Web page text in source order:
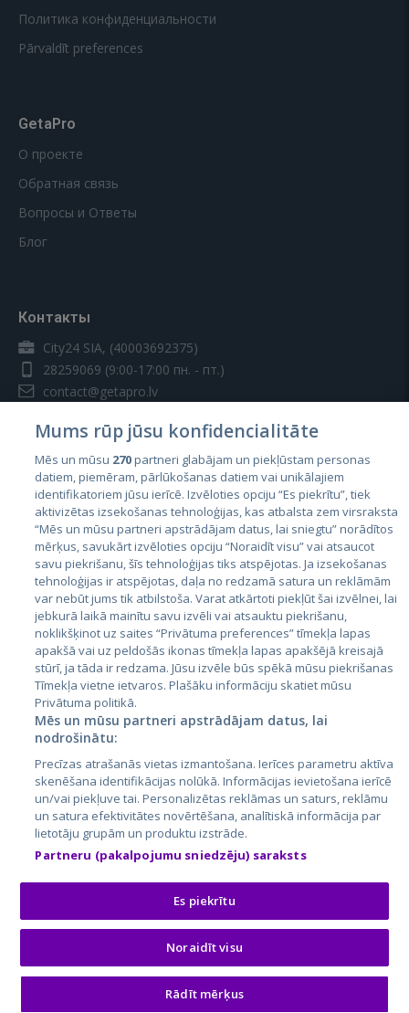
Политика конфиденциальности
Pārvaldīt preferences
GetaPro
О проекте
Обратная связь
Вопросы и Ответы
Блог
Контакты
City24 SIA, (40003692375)
28259069 (9:00-17:00 пн. - пт.)
contact@getapro.lv
Страны
Эстония
Латвия
Литва
City24.lv
City24.ee
GetaPro.lv
GetaPro.ee
Skelbiu.lt
Autoplius.lt
Aruodas.lt
CVbankas.lt
Kainos.lt
Paslaugos.lt
auto24.ee
Osta.ee
KuldneBörs.ee
© 2026 GetaPro. Все права защищены.
Mums rūp jūsu konfidencialitāte
Mēs un mūsu 270partneri glabājam un piekļūstam personas
datiem, piemēram, pārlūkošanas datiem vai unikālajiem
identifikatoriem jūsu ierīcē. Izvēloties opciju “Es piekrītu”, tiek
aktivizētas izsekošanas tehnoloģijas, kas atbalsta zem virsraksta
“Mēs un mūsu partneri apstrādājam datus, lai sniegtu” norādītos
mērķus, savukārt izvēloties opciju “Noraidīt visu” vai atsaucot
savu piekrišanu, šīs tehnoloģijas tiks atspējotas. Ja izsekošanas
tehnoloģijas ir atspējotas, daļa no redzamā satura un reklāmām
var nebūt jums tik atbilstoša. Varat atkārtoti piekļūt šai izvēlnei, lai
jebkurā laikā mainītu savu izvēli vai atsauktu piekrišanu,
noklikšķinot uz saites “Privātuma preferences” tīmekļa lapas
apakšā vai uz peldošās ikonas tīmekļa lapas apakšējā kreisajā
stūrī, ja tāda ir redzama. Jūsu izvēle būs spēkā mūsu piekrišanas
Tīmekļa vietne ietvaros. Plašāku informāciju skatiet mūsu
Privātuma politikā.
Mēs un mūsu partneri apstrādājam datus, lai
nodrošinātu:
Precīzas atrašanās vietas izmantošana. Ierīces parametru aktīva
skenēšana identifikācijas nolūkā. Informācijas ievietošana ierīcē
un/vai piekļuve tai. Personalizētas reklāmas un saturs, reklāmu
un satura efektivitātes novērtēšana, analītiskā informācija par
lietotāju grupām un produktu izstrāde.
Partneru (pakalpojumu sniedzēju) saraksts
Es piekrītu
Noraidīt visu
Rādīt mērķus